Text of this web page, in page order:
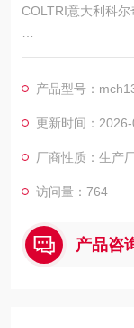
COLTRI意大利科
COLTRI MCH13/
式空气呼吸器充气
产品型号：
更新时间：
厂商性质：生产
访问量：764
产品咨